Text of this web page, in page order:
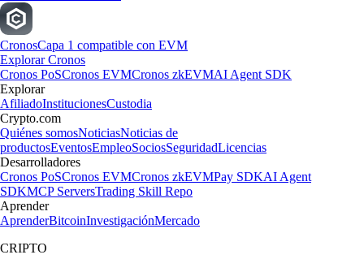
CronosCapa 1 compatible con EVM
Explorar Cronos
Cronos PoSCronos EVMCronos zkEVMAI Agent SDK
Explorar
AfiliadoInstitucionesCustodia
Crypto.com
Quiénes somosNoticiasNoticias de
productosEventosEmpleoSociosSeguridadLicencias
Desarrolladores
Cronos PoSCronos EVMCronos zkEVMPay SDKAI Agent
SDKMCP ServersTrading Skill Repo
Aprender
AprenderBitcoinInvestigaciónMercado
CRIPTO